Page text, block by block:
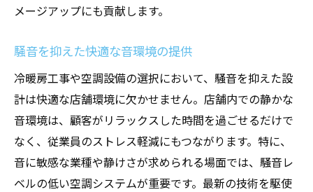
メージアップにも貢献します。
騒音を抑えた快適な音環境の提供
冷暖房工事や空調設備の選択において、騒音を抑えた設
計は快適な店舗環境に欠かせません。店舗内での静かな
音環境は、顧客がリラックスした時間を過ごせるだけで
なく、従業員のストレス軽減にもつながります。特に、
音に敏感な業種や静けさが求められる場面では、騒音レ
ベルの低い空調システムが重要です。最新の技術を駆使